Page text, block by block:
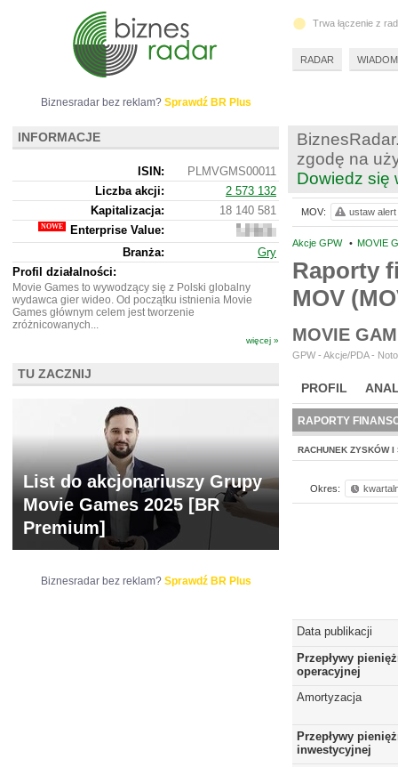
zgodę na
Dowiedz się
Akcje GPW • MOVIE
Raporty
MOV
MOVIE
GPW - Akcje/PDA -
PROFIL
BR LAB
RAPORTY
RACHUNEK ZYSKÓW I
Okres:
Data publikacji
Przepływy
operacyjnej
Amortyzacja
Przepływy
inwestycyjnej
MOV: ustaw alert
Biznesradar bez reklam? Sprawdź BR Plus
INFORMACJE
ISIN:
PLMVGMS00011
Liczba akcji:
2 573 132
Kapitalizacja:
18 140 581
Enterprise Value:
17
380
581
Branża:
Gry
Profil działalności:
Movie Games to wywodzący się z Polski globalny
wydawca gier wideo. Od początku istnienia Movie
Games głównym celem jest tworzenie
zróżnicowanych...
więcej »
TU ZACZNIJ
List do akcjonariuszy Grupy
Movie Games 2025 [BR
Premium]
Biznesradar bez reklam? Sprawdź BR Plus
Trwa łączenie z
RADAR